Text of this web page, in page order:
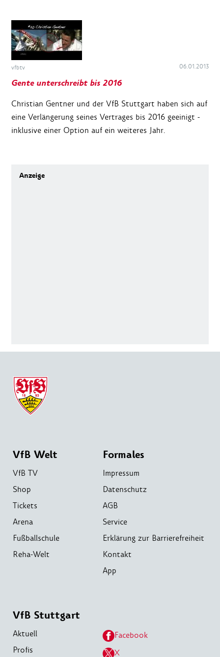
vfbtv 06.01.2013
Gente unterschreibt bis 2016
Christian Gentner und der VfB Stuttgart haben sich auf
eine Verlängerung seines Vertrages bis 2016 geeinigt -
inklusive einer Option auf ein weiteres Jahr.
VfB Welt
VfB TV
Shop
Tickets
Arena
Fußballschule
Reha-Welt
Formales
Impressum
Datenschutz
AGB
Service
Erklärung zur Barrierefreiheit
Kontakt
App
VfB Stuttgart
Aktuell
Profis
Facebook
X